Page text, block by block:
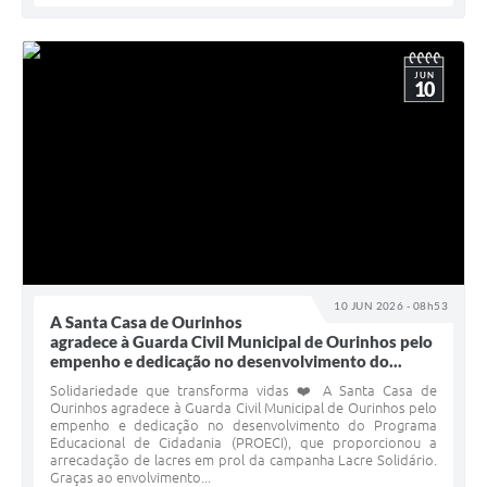
10 JUN 2026 - 08h53
JUN
10
A Santa Casa de Ourinhos
agradece à Guarda Civil Municipal de Ourinhos pelo
empenho e dedicação no desenvolvimento do...
Solidariedade que transforma vidas ❤️ A Santa Casa de
Ourinhos agradece à Guarda Civil Municipal de Ourinhos pelo
empenho e dedicação no desenvolvimento do Programa
Educacional de Cidadania (PROECI), que proporcionou a
arrecadação de lacres em prol da campanha Lacre Solidário.
Graças ao envolvimento...